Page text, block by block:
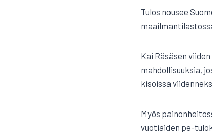
Tulos nousee
Kai Räsäsen
mahdollisuuksia,
kisoissa
Myös
vuotiaiden pe-